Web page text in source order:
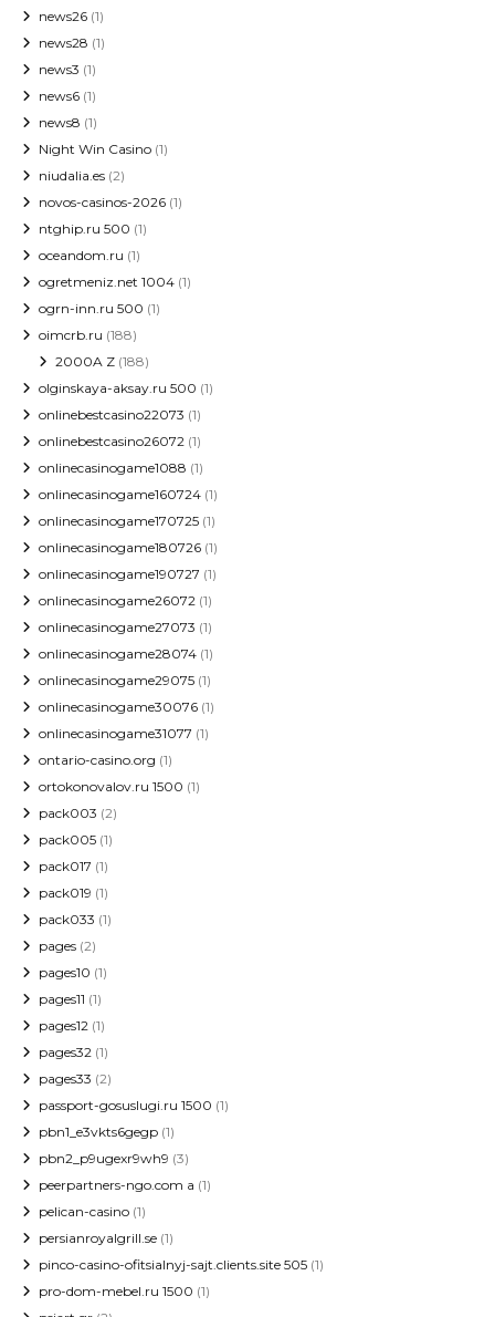
news26 (1)
news28 (1)
news3 (1)
news6 (1)
news8 (1)
Night Win Casino (1)
niudalia.es (2)
novos-casinos-2026 (1)
ntghip.ru 500 (1)
oceandom.ru (1)
ogretmeniz.net 1004 (1)
ogrn-inn.ru 500 (1)
oimcrb.ru (188)
2000A Z (188)
olginskaya-aksay.ru 500 (1)
onlinebestcasino22073 (1)
onlinebestcasino26072 (1)
onlinecasinogame1088 (1)
onlinecasinogame160724 (1)
onlinecasinogame170725 (1)
onlinecasinogame180726 (1)
onlinecasinogame190727 (1)
onlinecasinogame26072 (1)
onlinecasinogame27073 (1)
onlinecasinogame28074 (1)
onlinecasinogame29075 (1)
onlinecasinogame30076 (1)
onlinecasinogame31077 (1)
ontario-casino.org (1)
ortokonovalov.ru 1500 (1)
pack003 (2)
pack005 (1)
pack017 (1)
pack019 (1)
pack033 (1)
pages (2)
pages10 (1)
pages11 (1)
pages12 (1)
pages32 (1)
pages33 (2)
passport-gosuslugi.ru 1500 (1)
pbn1_e3vkts6gegp (1)
pbn2_p9ugexr9wh9 (3)
peerpartners-ngo.com a (1)
pelican-casino (1)
persianroyalgrill.se (1)
pinco-casino-ofitsialnyj-sajt.clients.site 505 (1)
pro-dom-mebel.ru 1500 (1)